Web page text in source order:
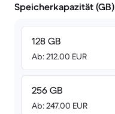
Speicherkapazität (GB)
128 GB
Ab: 212.00 EUR
256 GB
Ab: 247.00 EUR